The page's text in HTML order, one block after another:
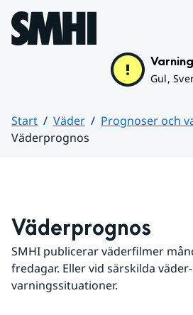
Hoppa till sidans innehåll
Varning
Gul,
Start Väder
Prognoser och
Väderprognos
Väderprognos
SMHI publicerar väderfilmer
fredagar. Eller vid särskilda
varningssituationer.